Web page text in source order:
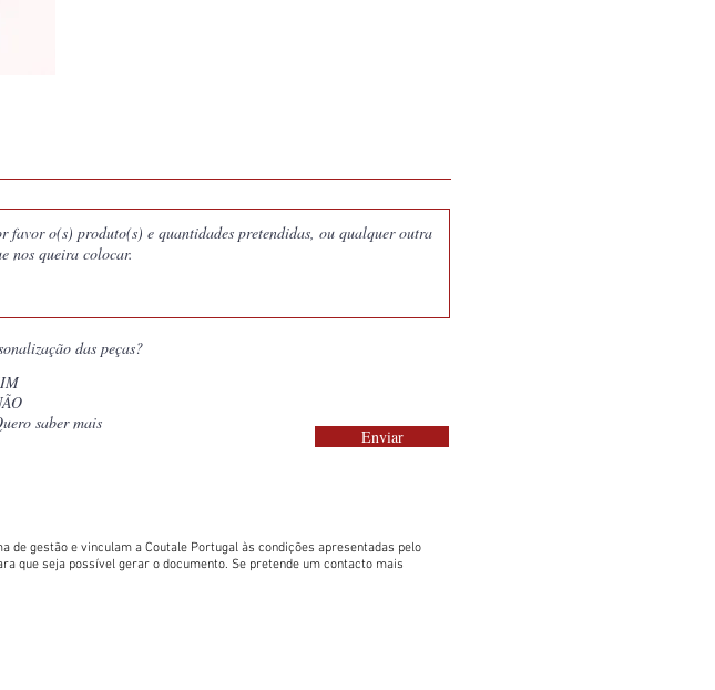
das peças?
saber mais
Enviar
gestão e vinculam a Coutale Portugal às condições apresentadas pelo
que seja possível gerar o documento. Se pretende um contacto mais